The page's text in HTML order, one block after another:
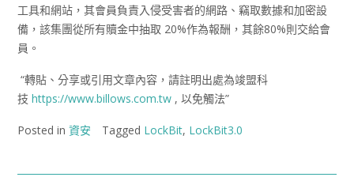
工具和網站，其會員負責入侵受害者的網路、竊取數據和加密設
備，該集團從所有贖金中抽取 20%作為報酬，其餘80%則交給會
員。
“轉貼、分享或引用文章內容，請註明出處為竣盟科
技 https://www.billows.com.tw , 以免觸法”
Posted in 資安 Tagged LockBit, LockBit3.0